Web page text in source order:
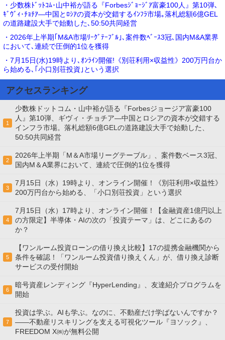
・少数株ﾄﾞｯﾄｺﾑ･山中裕が語る『Forbesｼﾞｮｰｼﾞｱ富豪100人』第10弾､
ｷﾞｳﾞｨ･ﾁｮﾁｱ―中国とﾛｼｱの資本が交錯するｲﾝﾌﾗ市場｡落札総額6億GEL
の道路建設大手で始動した､50:50共同経営
・2026年上半期｢M&A市場ﾘｰｸﾞﾃｰﾌﾞﾙ｣､案件数ﾍﾞｰｽ3冠､国内M&A業界
において､連続で圧倒的1位を獲得
・7月15日(水)19時より､ｵﾝﾗｲﾝ開催!《別荘利用×収益性》200万円台か
ら始める､｢小口別荘投資｣という選択
アクセスランキング
1
少数株ドットコム・山中裕が語る『Forbesジョージア富豪100
人』第10弾、ギヴィ・チョチア―中国とロシアの資本が交錯する
インフラ市場。落札総額6億GELの道路建設大手で始動した、
50:50共同経営
2
2026年上半期「M＆A市場リーグテーブル」、案件数ベース3冠、
国内M＆A業界において、連続で圧倒的1位を獲得
3
7月15日（水）19時より、オンライン開催！《別荘利用×収益性》
200万円台から始める、「小口別荘投資」という選択
4
7月15日（水）17時より、オンライン開催！【金融資産1億円以上
の方限定】半導体・AIの次の「投資テーマ」は、どこにあるの
か？
5
【ワンルーム投資ローンの借り換え比較】17の提携金融機関から
条件を確認！「ワンルーム投資借り換えくん」が、借り換え診断
サービスの受付開始
6
暗号資産レンディング『HyperLending』、友達紹介プログラムを
開始
7
投資は学ぶ。AIも学ぶ。なのに、不動産だけ学ばないんですか？
——不動産リスキリングを支える可視化ツール『ヨソック』、
FREEDOM X㈱が無料公開